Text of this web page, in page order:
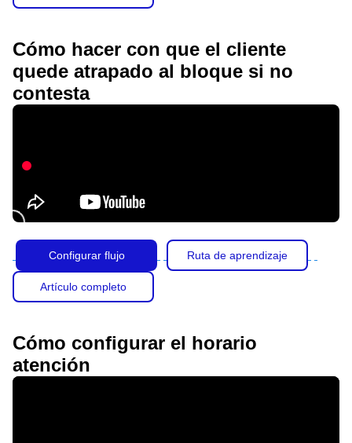
Cómo hacer con que el cliente
quede atrapado al bloque si no
contesta
Configurar flujo Ruta de aprendizaje
Artículo completo
Cómo configurar el horario
atención